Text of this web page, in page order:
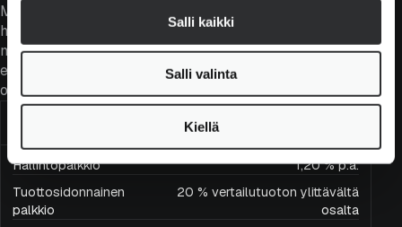
Salli kaikki
Salli valinta
Kiellä
Maltillisesta arvostuksesta huolimatta rahastossa
huolehditaan siitä, että yhtiöiden laatu ja kassavirta ovat
markkinaa parempia. Tätä voidaan tarkastella
esimerkiksi oman pääoman tuotolla sekä
osinkotuotolla.
Hallintopalkkio
1,20 % p.a.
Tuottosidonnainen
palkkio
20 % vertailutuoton ylittävältä
osalta